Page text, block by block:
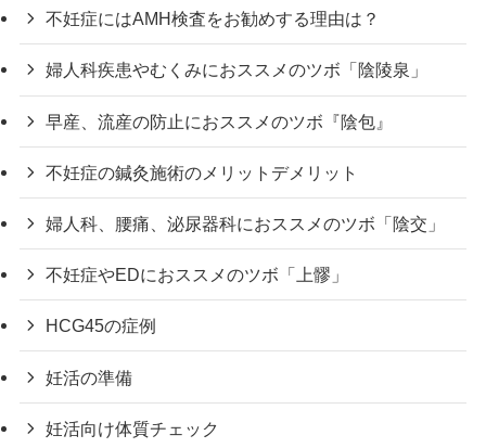
不妊症にはAMH検査をお勧めする理由は？
婦人科疾患やむくみにおススメのツボ「陰陵泉」
早産、流産の防止におススメのツボ『陰包』
不妊症の鍼灸施術のメリットデメリット
婦人科、腰痛、泌尿器科におススメのツボ「陰交」
不妊症やEDにおススメのツボ「上髎」
HCG45の症例
妊活の準備
妊活向け体質チェック